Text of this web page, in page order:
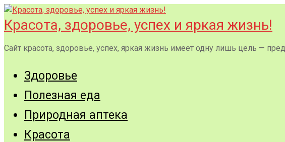
Перейти
к
контенту
Красота, здоровье, успех и яркая жизнь!
Сайт красота, здоровье, успех, яркая жизнь имеет одну лишь цель —
Здоровье
Полезная еда
Природная аптека
Красота